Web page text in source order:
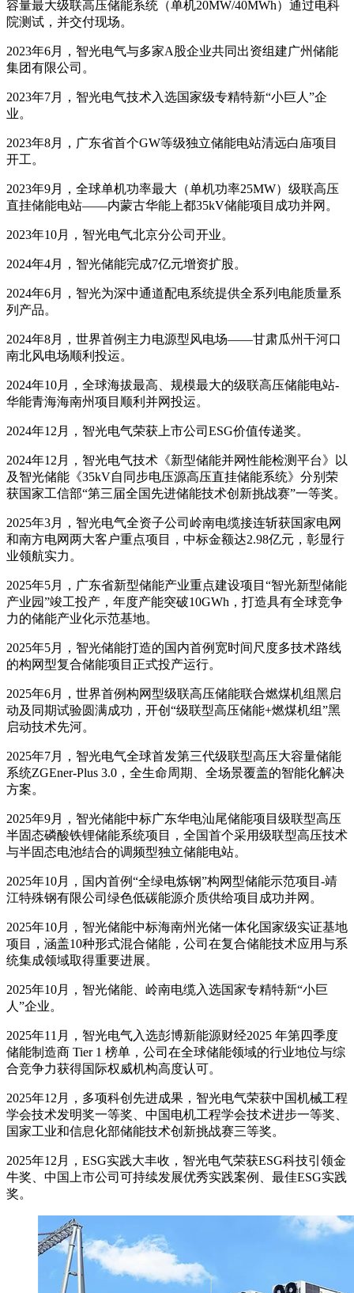
容量最大级联高压储能系统（单机20MW/40MWh）通过电科
院测试，并交付现场。
2023年6月，智光电气与多家A股企业共同出资组建广州储能
集团有限公司。
2023年7月，智光电气技术入选国家级专精特新“小巨人”企
业。
2023年8月，广东省首个GW等级独立储能电站清远白庙项目
开工。
2023年9月，全球单机功率最大（单机功率25MW）级联高压
直挂储能电站——内蒙古华能上都35kV储能项目成功并网。
2023年10月，智光电气北京分公司开业。
2024年4月，智光储能完成7亿元增资扩股。
2024年6月，智光为深中通道配电系统提供全系列电能质量系
列产品。
2024年8月，世界首例主力电源型风电场——甘肃瓜州干河口
南北风电场顺利投运。
2024年10月，全球海拔最高、规模最大的级联高压储能电站-
华能青海海南州项目顺利并网投运。
2024年12月，智光电气荣获上市公司ESG价值传递奖。
2024年12月，智光电气技术《新型储能并网性能检测平台》以
及智光储能《35kV自同步电压源高压直挂储能系统》分别荣
获国家工信部“第三届全国先进储能技术创新挑战赛”一等奖。
2025年3月，智光电气全资子公司岭南电缆接连斩获国家电网
和南方电网两大客户重点项目，中标金额达2.98亿元，彰显行
业领航实力。
2025年5月，广东省新型储能产业重点建设项目“智光新型储能
产业园”竣工投产，年度产能突破10GWh，打造具有全球竞争
力的储能产业化示范基地。
2025年5月，智光储能打造的国内首例宽时间尺度多技术路线
的构网型复合储能项目正式投产运行。
2025年6月，世界首例构网型级联高压储能联合燃煤机组黑启
动及同期试验圆满成功，开创“级联型高压储能+燃煤机组”黑
启动技术先河。
2025年7月，智光电气全球首发第三代级联型高压大容量储能
系统ZGEner-Plus 3.0，全生命周期、全场景覆盖的智能化解决
方案。
2025年9月，智光储能中标广东华电汕尾储能项目级联型高压
半固态磷酸铁锂储能系统项目，全国首个采用级联型高压技术
与半固态电池结合的调频型独立储能电站。
2025年10月，国内首例“全绿电炼钢”构网型储能示范项目-靖
江特殊钢有限公司绿色低碳能源介质供给项目成功并网。
2025年10月，智光储能中标海南州光储一体化国家级实证基地
项目，涵盖10种形式混合储能，公司在复合储能技术应用与系
统集成领域取得重要进展。
2025年10月，智光储能、岭南电缆入选国家专精特新“小巨
人”企业。
2025年11月，智光电气入选彭博新能源财经2025 年第四季度
储能制造商 Tier 1 榜单，公司在全球储能领域的行业地位与综
合竞争力获得国际权威机构高度认可。
2025年12月，多项科创先进成果，智光电气荣获中国机械工程
学会技术发明奖一等奖、中国电机工程学会技术进步一等奖、
国家工业和信息化部储能技术创新挑战赛三等奖。
2025年12月，ESG实践大丰收，智光电气荣获ESG科技引领金
牛奖、中国上市公司可持续发展优秀实践案例、最佳ESG实践
奖。